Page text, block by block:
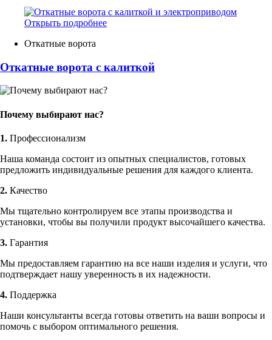
Открыть подробнее
Откатные ворота
Откатные ворота с калиткой
Почему выбирают нас?
1. Профессионализм
Наша команда состоит из опытных специалистов, готовых
предложить индивидуальные решения для каждого клиента.
2. Качество
Мы тщательно контролируем все этапы производства и
установки, чтобы вы получили продукт высочайшего качества.
3. Гарантия
Мы предоставляем гарантию на все наши изделия и услуги, что
подтверждает нашу уверенность в их надежности.
4. Поддержка
Наши консультанты всегда готовы ответить на ваши вопросы и
помочь с выбором оптимального решения.